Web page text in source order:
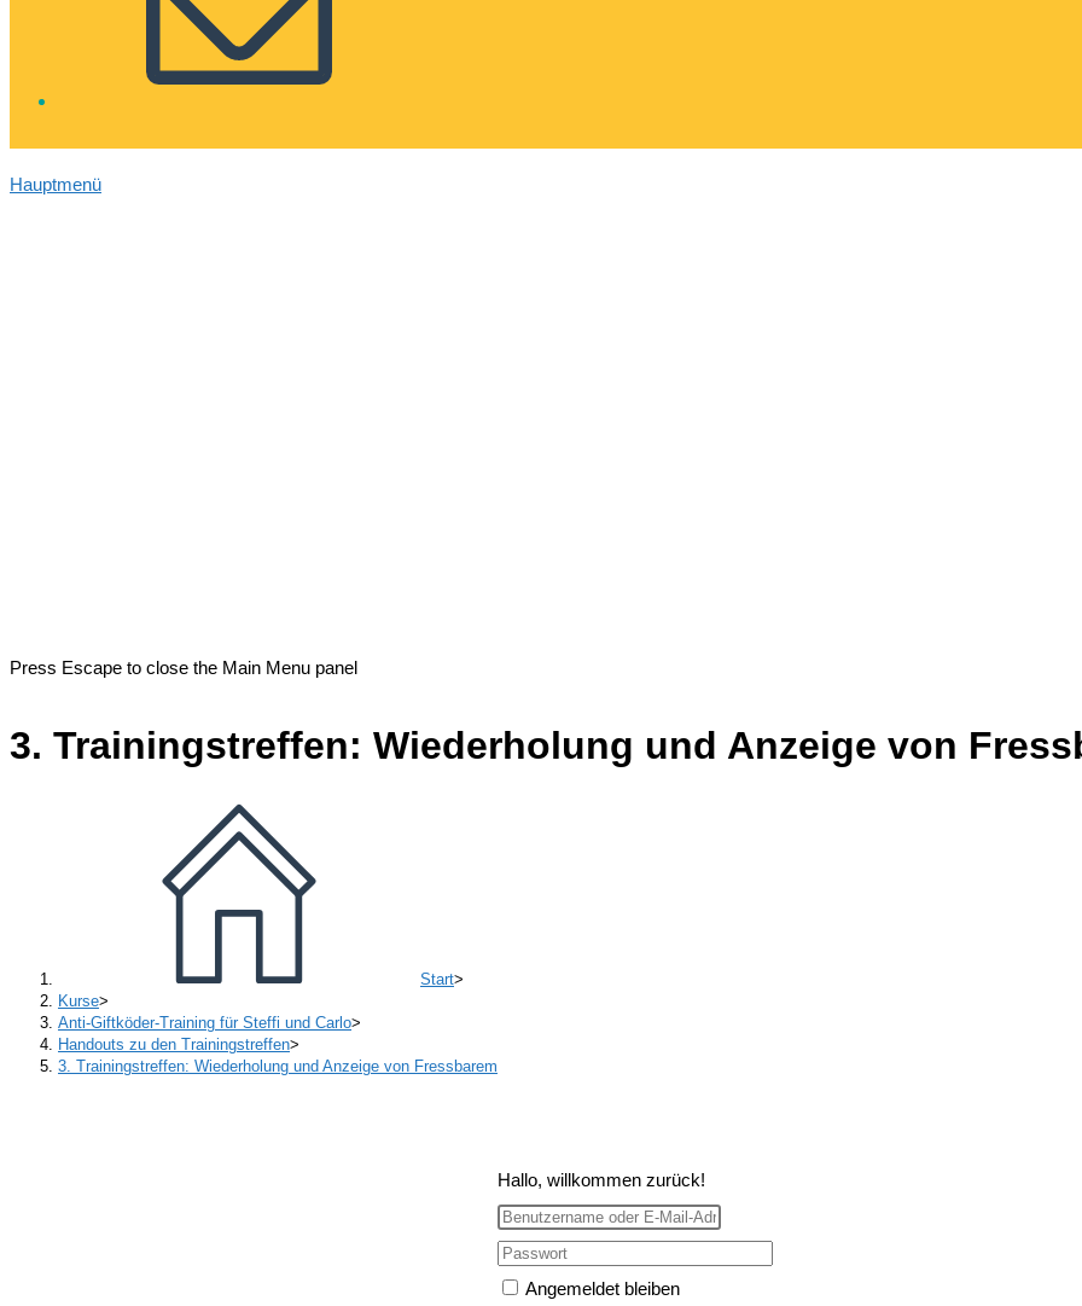
Hauptmenü
Press Escape to close the Main Menu panel
3. Trainingstreffen: Wiederholung und Anzeige von
Start>
Kurse>
Anti-Giftköder-Training für Steffi und Carlo>
Handouts zu den Trainingstreffen>
3. Trainingstreffen: Wiederholung und Anzeige von Fressbarem
Hallo, willkommen zurück!
Angemeldet bleiben